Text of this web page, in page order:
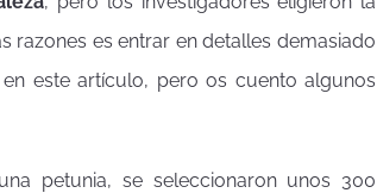
razones es entrar en detalles demasiado
este artículo, pero os cuento algunos
petunia, se seleccionaron unos 300